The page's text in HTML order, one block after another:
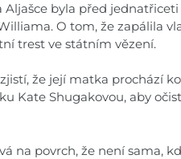
Aljašce byla před jednatřiceti
O tom, že zapálila
trest ve státním vězení.
že její matka prochází
Kate Shugakovou, aby
na povrch, že není sama,